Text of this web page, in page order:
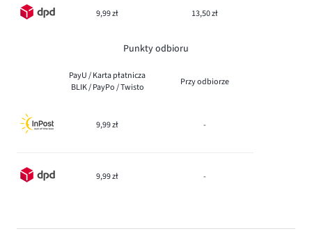
9,99 zł 13,50 zł
Punkty odbioru
PayU / Karta płatnicza
BLIK / PayPo / Twisto
Przy odbiorze
9,99 zł -
9,99 zł -